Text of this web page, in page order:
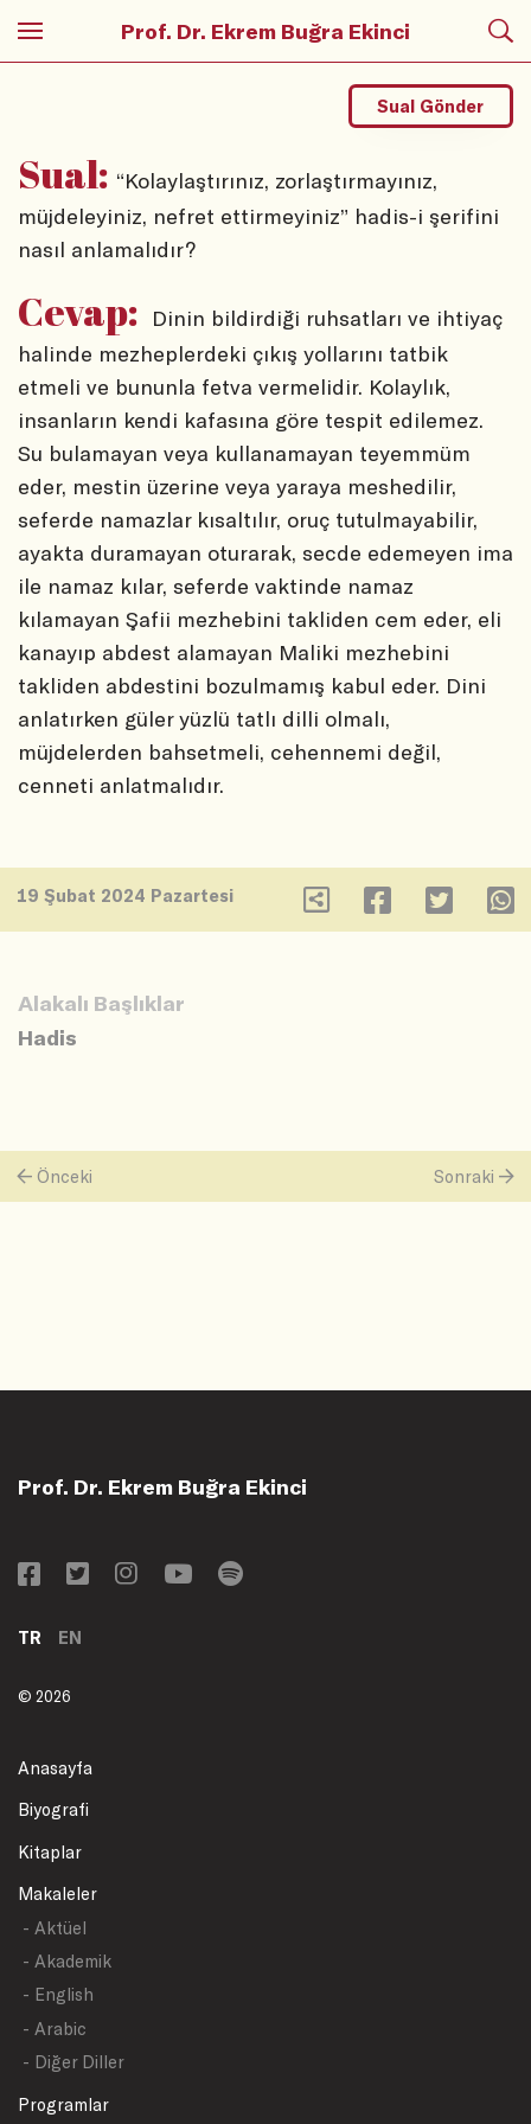
Prof. Dr. Ekrem Buğra Ekinci
Sual: “Kolaylaştırınız, zorlaştırmayınız,
müjdeleyiniz, nefret ettirmeyiniz” hadis-i şerifini
nasıl anlamalıdır?
Sual Gönder
Cevap:
Dinin bildirdiği ruhsatları ve ihtiyaç
halinde mezheplerdeki çıkış yollarını tatbik
etmeli ve bununla fetva vermelidir. Kolaylık,
insanların kendi kafasına göre tespit edilemez.
Su bulamayan veya kullanamayan teyemmüm
eder, mestin üzerine veya yaraya meshedilir,
seferde namazlar kısaltılır, oruç tutulmayabilir,
ayakta duramayan oturarak, secde edemeyen ima
ile namaz kılar, seferde vaktinde namaz
kılamayan Şafii mezhebini takliden cem eder, eli
kanayıp abdest alamayan Maliki mezhebini
takliden abdestini bozulmamış kabul eder. Dini
anlatırken güler yüzlü tatlı dilli olmalı,
müjdelerden bahsetmeli, cehennemi değil,
cenneti anlatmalıdır.
19 Şubat 2024 Pazartesi
Alakalı Başlıklar
Hadis
Önceki Sonraki
Prof. Dr. Ekrem Buğra Ekinci
TR EN
© 2026
Anasayfa
Biyografi
Kitaplar
Makaleler
- Aktüel
- Akademik
- English
- Arabic
- Diğer Diller
Programlar